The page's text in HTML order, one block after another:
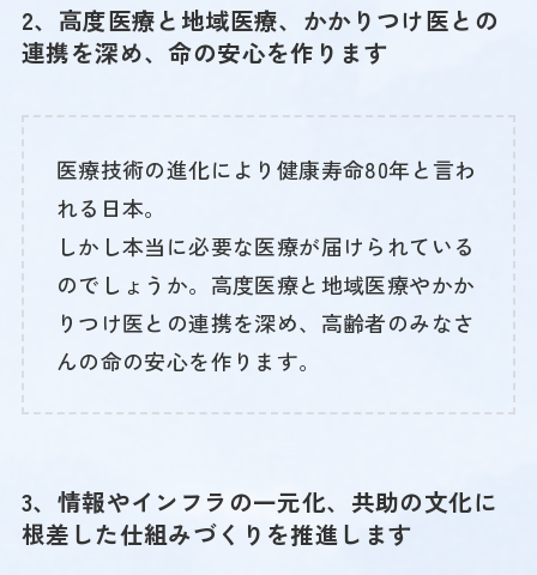
2、高度医療と地域医療、かかりつけ医との
連携を深め、命の安心を作ります
医療技術の進化により健康寿命80年と言わ
れる日本。
しかし本当に必要な医療が届けられている
のでしょうか。高度医療と地域医療やかか
りつけ医との連携を深め、高齢者のみなさ
んの命の安心を作ります。
3、情報やインフラの一元化、共助の文化に
根差した仕組みづくりを推進します